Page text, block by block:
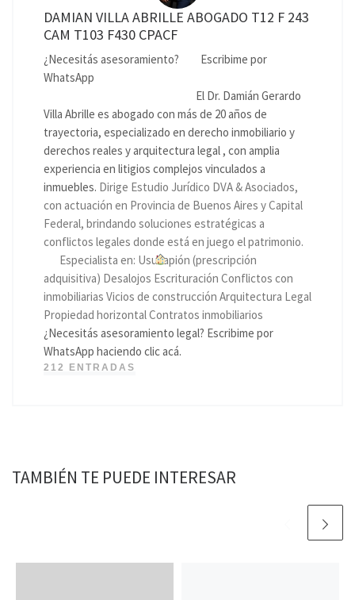
DAMIAN VILLA ABRILLE ABOGADO T12 F 243
CAM T103 F430 CPACF
¿Necesitás asesoramiento?
Escribime por
WhatsApp
El Dr. Damián Gerardo
Villa Abrille es abogado con más de 20 años de
trayectoria, especializado en derecho inmobiliario y
derechos reales y arquitectura legal , con amplia
experiencia en litigios complejos vinculados a
inmuebles. Dirige Estudio Jurídico DVA & Asociados,
con actuación en Provincia de Buenos Aires y Capital
Federal, brindando soluciones estratégicas a
conflictos legales donde está en juego el patrimonio.
Especialista en: Usucapión (prescripción
adquisitiva) Desalojos Escrituración Conflictos con
inmobiliarias Vicios de construcción Arquitectura Legal
Propiedad horizontal Contratos inmobiliarios
¿Necesitás asesoramiento legal? Escribime por
WhatsApp haciendo clic acá.
212 ENTRADAS
TAMBIÉN TE PUEDE INTERESAR